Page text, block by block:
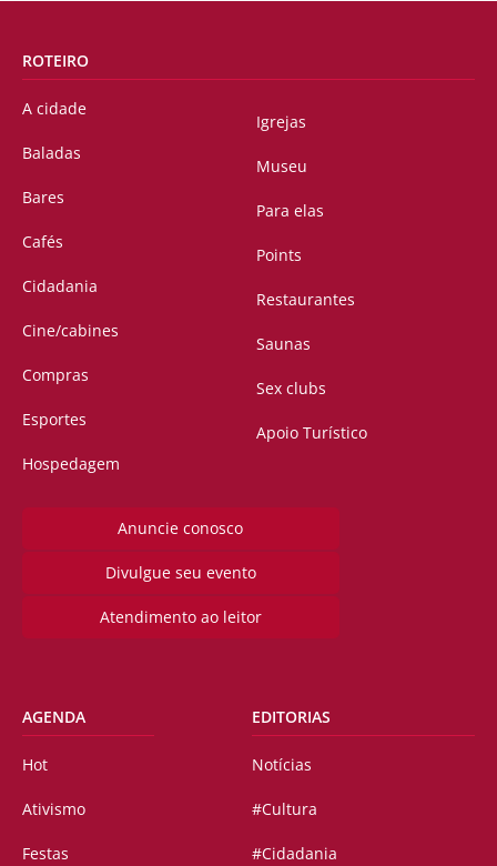
ROTEIRO
A cidade
Baladas
Bares
Cafés
Cidadania
Cine/cabines
Compras
Esportes
Hospedagem
Igrejas
Museu
Para elas
Points
Restaurantes
Saunas
Sex clubs
Apoio Turístico
Anuncie conosco
Divulgue seu evento
Atendimento ao leitor
AGENDA
Hot
Ativismo
Festas
EDITORIAS
Notícias
#Cultura
#Cidadania